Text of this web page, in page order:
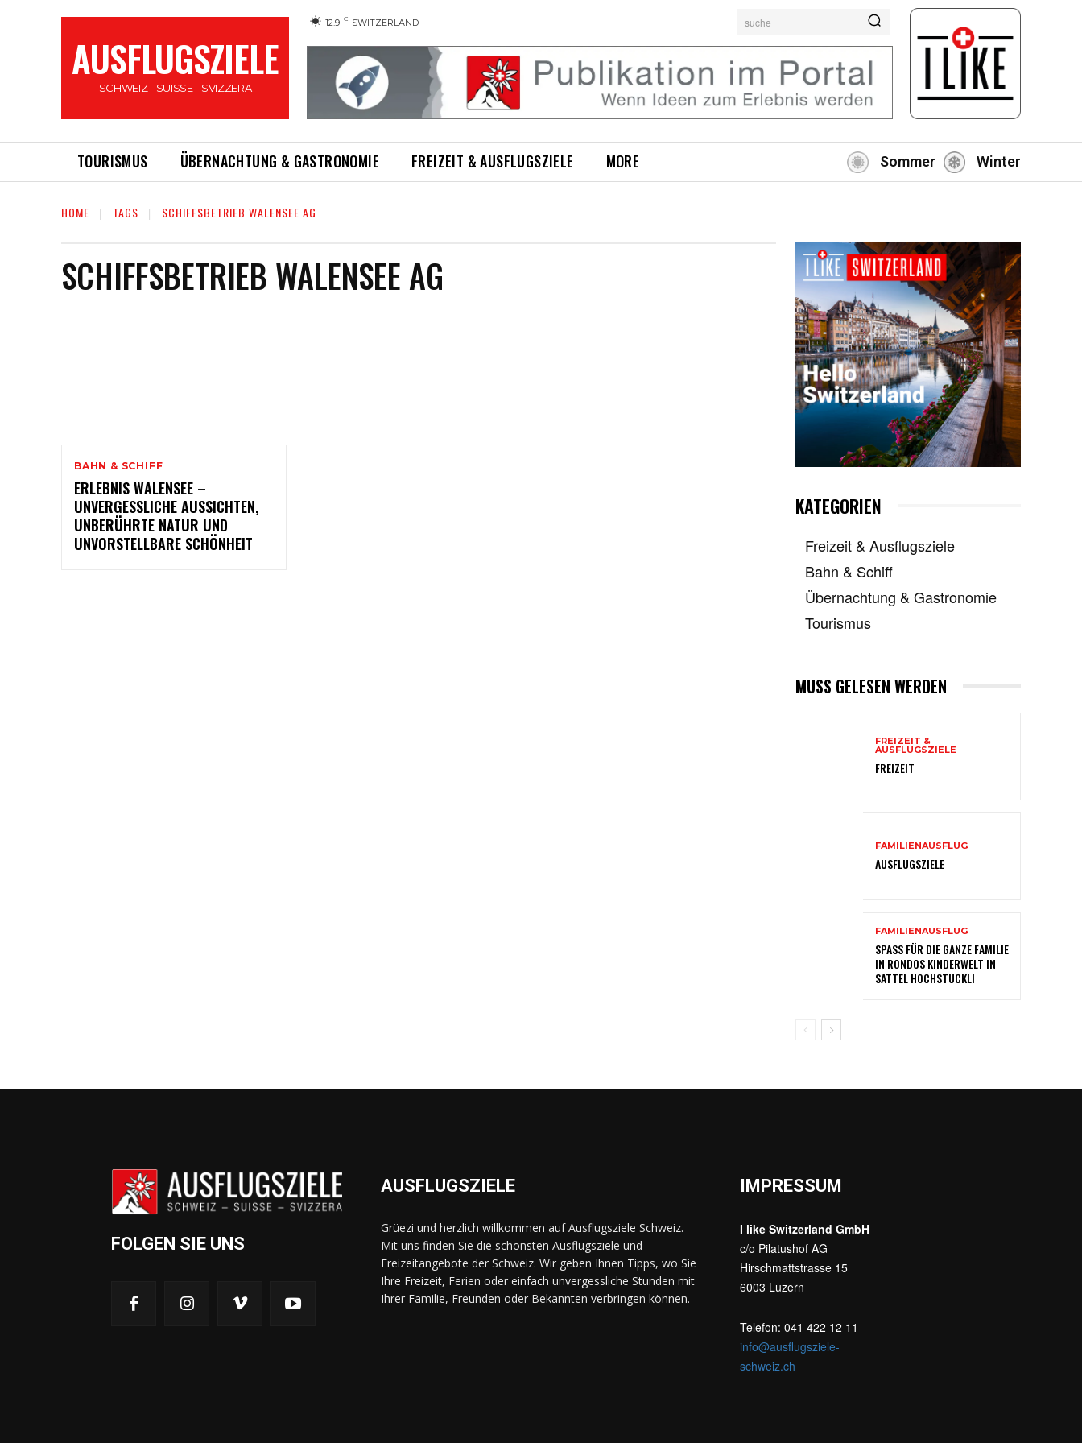
AUSFLUGSZIELE
SCHWEIZ - SUISSE - SVIZZERA
12.9 C SWITZERLAND suche
TOURISMUS ÜBERNACHTUNG & GASTRONOMIE FREIZEIT & AUSFLUGSZIELE MORE Sommer Winter
HOME TAGS SCHIFFSBETRIEB WALENSEE AG
SCHIFFSBETRIEB WALENSEE AG
BAHN & SCHIFF
ERLEBNIS WALENSEE –
UNVERGESSLICHE AUSSICHTEN,
UNBERÜHRTE NATUR UND
UNVORSTELLBARE SCHÖNHEIT
KATEGORIEN
Freizeit & Ausflugsziele
Bahn & Schiff
Übernachtung & Gastronomie
Tourismus
MUSS GELESEN WERDEN
FREIZEIT &
AUSFLUGSZIELE
FREIZEIT
FAMILIENAUSFLUG
AUSFLUGSZIELE
FAMILIENAUSFLUG
SPASS FÜR DIE GANZE FAMILIE
IN RONDOS KINDERWELT IN
SATTEL HOCHSTUCKLI
FOLGEN SIE UNS
AUSFLUGSZIELE
Grüezi und herzlich willkommen auf Ausflugsziele Schweiz.
Mit uns finden Sie die schönsten Ausflugsziele und
Freizeitangebote der Schweiz. Wir geben Ihnen Tipps, wo Sie
Ihre Freizeit, Ferien oder einfach unvergessliche Stunden mit
Ihrer Familie, Freunden oder Bekannten verbringen können.
IMPRESSUM
I like Switzerland GmbH
c/o Pilatushof AG
Hirschmattstrasse 15
6003 Luzern
Telefon: 041 422 12 11
info@ausflugsziele-
schweiz.ch